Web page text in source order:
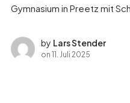
Gymnasium in Preetz mit
by Lars Stender
on 11. Juli 2025